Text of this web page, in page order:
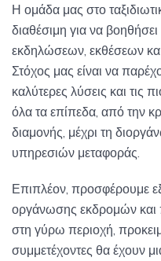
Η ομάδα μας στο
διαθέσιμη για να
εκδηλώσεων, εκθέσεων
Στόχος μας είναι να
καλύτερες λύσεις και τις
όλα τα επίπεδα, από την
διαμονής, μέχρι τη
υπηρεσιών μεταφοράς.
Επιπλέον, προσφέρουμε
οργάνωσης εκδρομών και
στη γύρω περιοχή,
συμμετέχοντες θα έχουν